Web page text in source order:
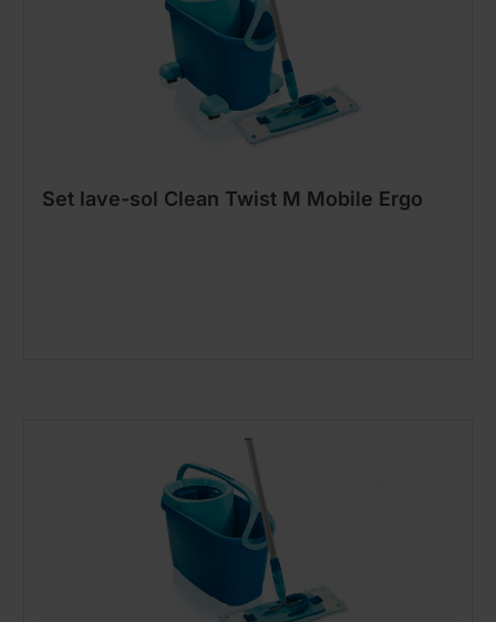
Set lave-sol Clean Twist M Mobile Ergo